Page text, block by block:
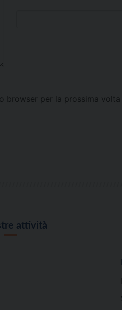
browser per la prossima
attività